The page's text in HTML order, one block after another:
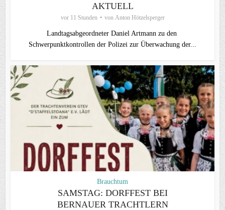
AKTUELL
vor 11 Stunden von Anton Hötzelsperger
Landtagsabgeordneter Daniel Artmann zu den
Schwerpunktkontrollen der Polizei zur Überwachung der...
Brauchtum
SAMSTAG: DORFFEST BEI
BERNAUER TRACHTLERN